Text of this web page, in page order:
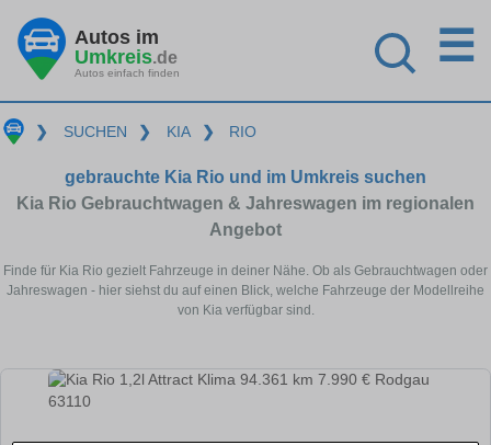
Autos im
Umkreis.de
Autos einfach finden
☰
❯ SUCHEN ❯ KIA ❯ RIO
gebrauchte Kia Rio und im Umkreis suchen
Kia Rio Gebrauchtwagen & Jahreswagen im regionalen
Angebot
Finde für Kia Rio gezielt Fahrzeuge in deiner Nähe. Ob als Gebrauchtwagen oder
Jahreswagen - hier siehst du auf einen Blick, welche Fahrzeuge der Modellreihe
von Kia verfügbar sind.